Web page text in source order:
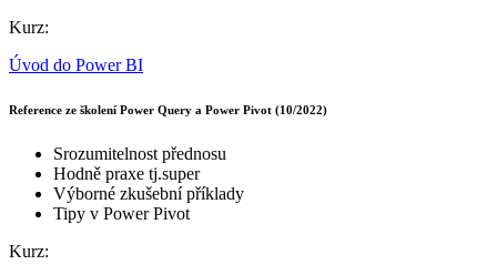
Kurz:
Úvod do Power BI
Reference ze školení Power Query a Power Pivot (10/2022)
Srozumitelnost přednosu
Hodně praxe tj.super
Výborné zkušební příklady
Tipy v Power Pivot
Kurz: